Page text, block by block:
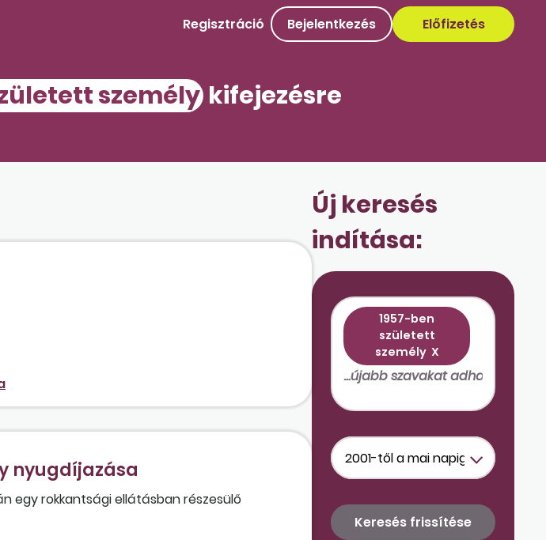
Regisztráció Bejelentkezés Előfizetés
személy kifejezésre
nyugdíjazása
egy rokkantsági ellátásban részesülő
Új keresés
indítása:
1957-ben
született
személy X